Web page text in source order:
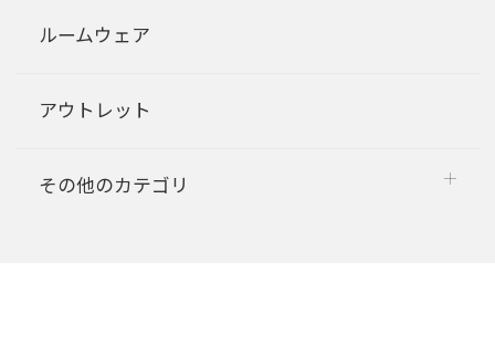
ルームウェア
アウトレット
その他のカテゴリ